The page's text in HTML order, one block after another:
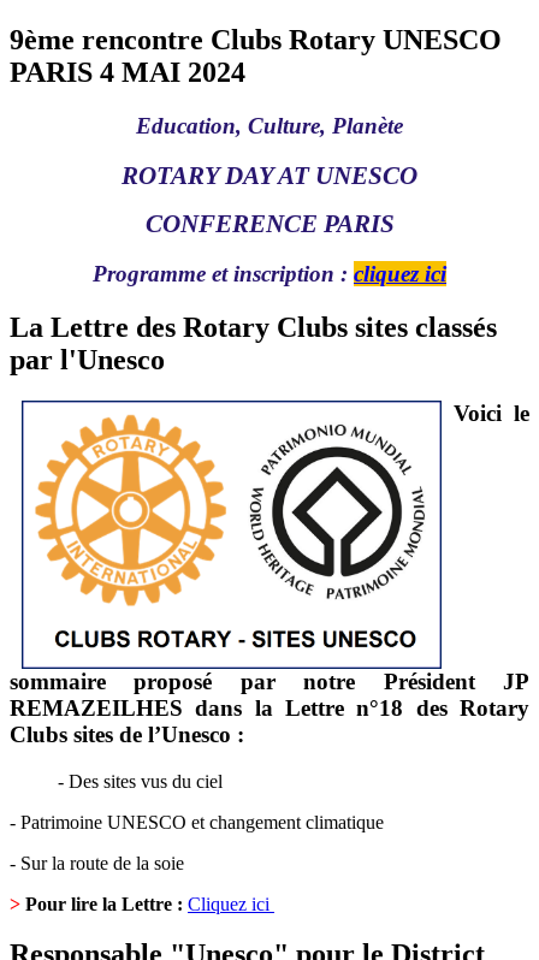
9ème rencontre Clubs Rotary UNESCO
PARIS 4 MAI 2024
Education, Culture, Planète
ROTARY DAY AT UNESCO
CONFERENCE PARIS
Programme et inscription : cliquez ici
La Lettre des Rotary Clubs sites classés
par l'Unesco
Voici le
sommaire proposé par notre Président JP
REMAZEILHES dans la Lettre n°18 des Rotary
Clubs sites de l’Unesco :
- Des sites vus du ciel
- Patrimoine UNESCO et changement climatique
- Sur la route de la soie
> Pour lire la Lettre : Cliquez ici